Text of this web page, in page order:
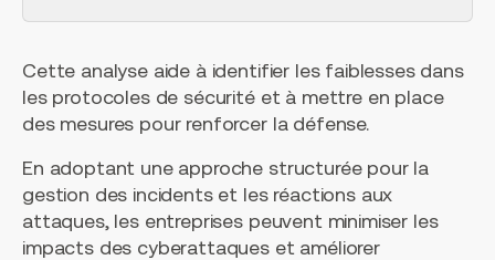
Cette analyse aide à identifier les faiblesses dans
les protocoles de sécurité et à mettre en place
des mesures pour renforcer la défense.
En adoptant une approche structurée pour la
gestion des incidents et les réactions aux
attaques, les entreprises peuvent minimiser les
impacts des cyberattaques et améliorer